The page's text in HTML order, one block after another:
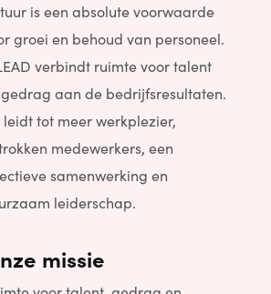
is een absolute voorwaarde
groei en behoud van personeel.
verbindt ruimte voor talent
aan de bedrijfsresultaten.
leidt tot meer werkplezier,
medewerkers, een
samenwerking en
leiderschap.
missie